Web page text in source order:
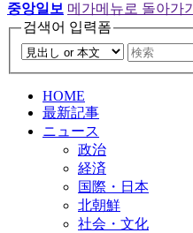
중앙일보 메가메뉴로 돌아가기
검색어 입력폼
HOME
最新記事
ニュース
政治
経済
国際・日本
北朝鮮
社会・文化